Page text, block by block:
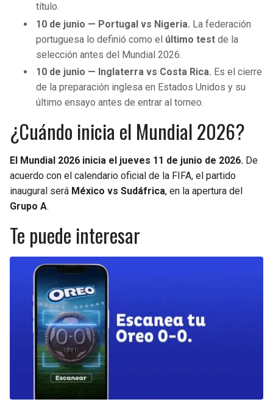
título.
10 de junio — Portugal vs Nigeria. La federación
portuguesa lo definió como el último test de la
selección antes del Mundial 2026.
10 de junio — Inglaterra vs Costa Rica. Es el cierre
de la preparación inglesa en Estados Unidos y su
último ensayo antes de entrar al torneo.
¿Cuándo inicia el Mundial 2026?
El Mundial 2026 inicia el jueves 11 de junio de 2026. De
acuerdo con el calendario oficial de la FIFA, el partido
inaugural será México vs Sudáfrica, en la apertura del
Grupo A.
Te puede interesar